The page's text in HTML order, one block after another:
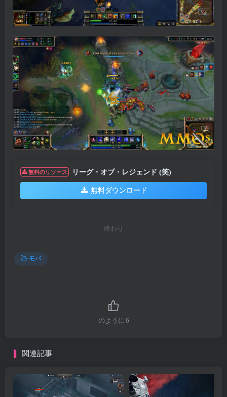
無料のリソース リーグ・オブ・レジェンド (笑)
無料ダウンロード
終わり
モバ
のように 6
関連記事